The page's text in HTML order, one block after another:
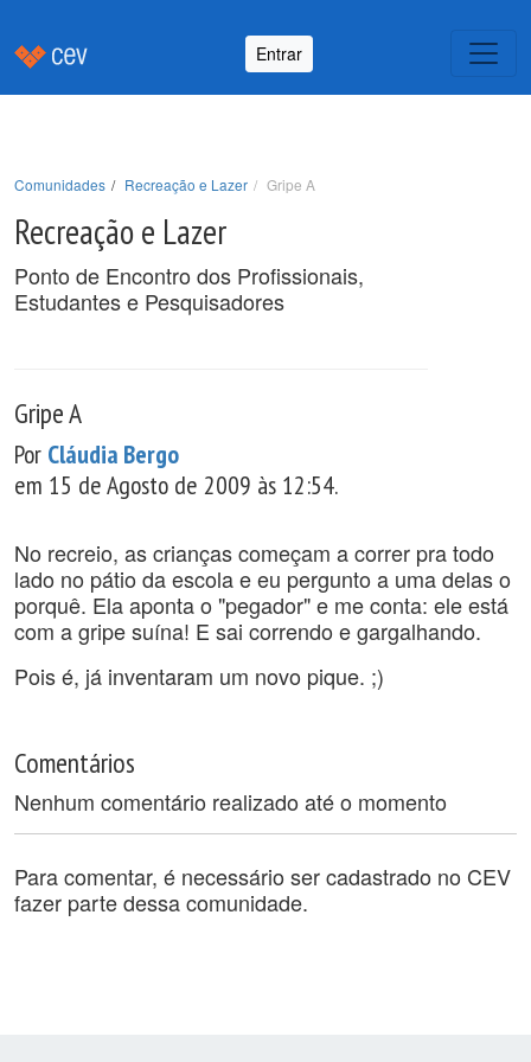
Entrar
Comunidades Recreação e Lazer Gripe A
Recreação e Lazer
Ponto de Encontro dos Profissionais,
Estudantes e Pesquisadores
Gripe A
Por Cláudia Bergo
em 15 de Agosto de 2009 às 12:54.
No recreio, as crianças começam a correr pra todo
lado no pátio da escola e eu pergunto a uma delas o
porquê. Ela aponta o "pegador" e me conta: ele está
com a gripe suína! E sai correndo e gargalhando.
Pois é, já inventaram um novo pique. ;)
Comentários
Nenhum comentário realizado até o momento
Para comentar, é necessário ser cadastrado no CEV
fazer parte dessa comunidade.